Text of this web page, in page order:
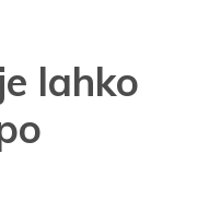
lahko